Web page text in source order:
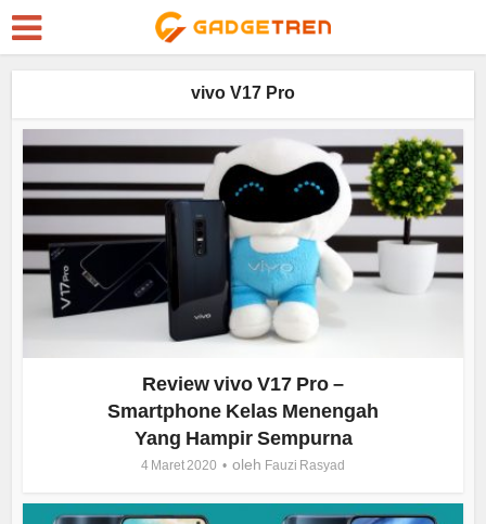
vivo V17 Pro
Review vivo V17 Pro –
Smartphone Kelas Menengah
Yang Hampir Sempurna
4 Maret 2020 oleh Fauzi Rasyad